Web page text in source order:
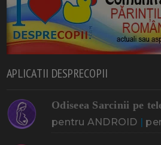
APLICATII DESPRECOPII
Odiseea Sarcinii pe
pentru ANDROID |